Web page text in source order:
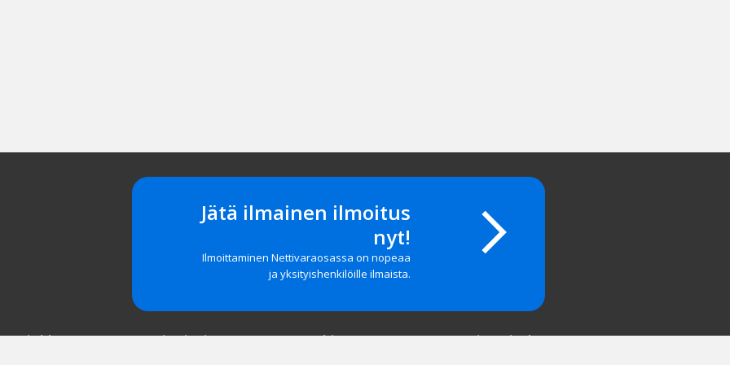
Jätä ilmainen ilmoitus
nyt!
Ilmoittaminen Nettivaraosassa on nopeaa
ja yksityishenkilöille ilmaista.
asiakkaat Navigointi Tuki Yritystiedot